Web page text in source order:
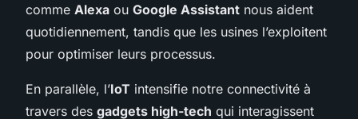
comme Alexa ou Google Assistant nous aident
quotidiennement, tandis que les usines l’exploitent
pour optimiser leurs processus.
En parallèle, l’IoT intensifie notre connectivité à
travers des gadgets high-tech qui interagissent